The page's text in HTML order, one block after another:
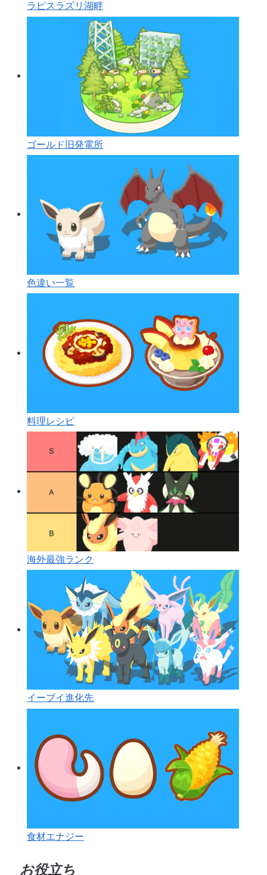
ラピスラズリ湖畔
ゴールド旧発電所
色違い一覧
料理レシピ
海外最強ランク
イーブイ進化先
食材エナジー
お役立ち